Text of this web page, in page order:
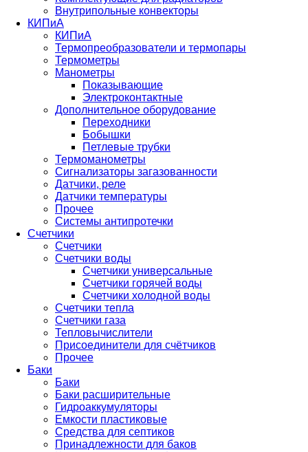
Внутрипольные конвекторы
КИПиА
КИПиА
Термопреобразователи и термопары
Термометры
Манометры
Показывающие
Электроконтактные
Дополнительное оборудование
Переходники
Бобышки
Петлевые трубки
Термоманометры
Сигнализаторы загазованности
Датчики, реле
Датчики температуры
Прочее
Системы антипротечки
Счетчики
Счетчики
Счетчики воды
Счетчики универсальные
Счетчики горячей воды
Счетчики холодной воды
Счетчики тепла
Счетчики газа
Тепловычислители
Присоединители для счётчиков
Прочее
Баки
Баки
Баки расширительные
Гидроаккумуляторы
Емкости пластиковые
Средства для септиков
Принадлежности для баков